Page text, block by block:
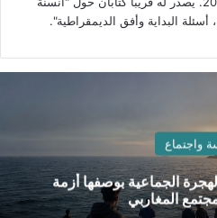
أسئلة البداية وأفق الديمقراطية".
واجتماع
الجماعية بوصفها أزمة
المغاربي